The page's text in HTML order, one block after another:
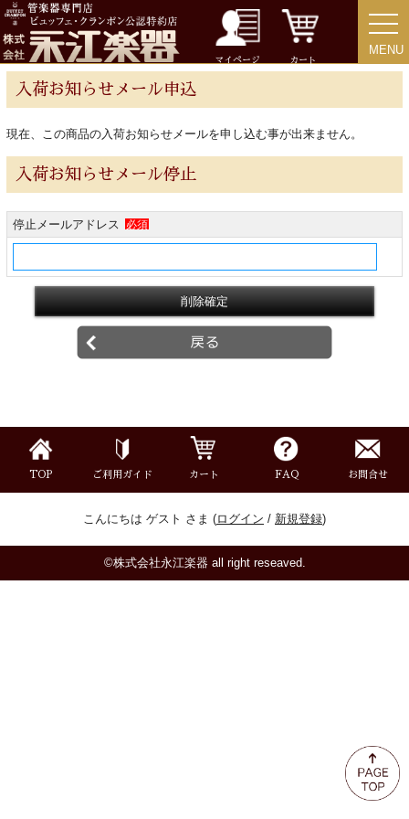
マイページ カート
MENU
MENU
入荷お知らせメール申込
現在、この商品の入荷お知らせメールを申し込む事が出来ません。
入荷お知らせメール停止
停止メールアドレス 必須
TOP ご利用ガイド カート FAQ お問合せ
こんにちは ゲスト さま (ログイン / 新規登録)
©株式会社永江楽器 all right reseaved.
チューバ
アクセサリー
リガチャー＆キャップ
楽器ケース＆ケースカバー
楽器スタンド
お手入れ用品・パーツ